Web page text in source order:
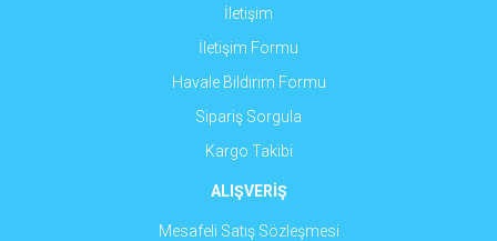
İletişim
İletişim Formu
Havale Bildirim Formu
Sipariş Sorgula
Kargo Takibi
ALIŞVERİŞ
Mesafeli Satış Sözleşmesi